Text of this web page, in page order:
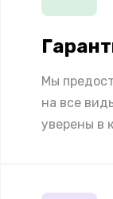
Мы
на все
уверены в